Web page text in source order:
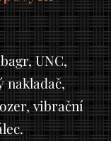
UNC,
nakladač,
vibrační